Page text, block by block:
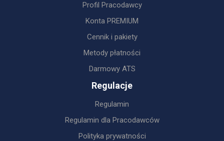
Profil Pracodawcy
Konta PREMIUM
Cennik i pakiety
Metody płatności
Darmowy ATS
Regulacje
Regulamin
Regulamin dla Pracodawców
Polityka prywatności